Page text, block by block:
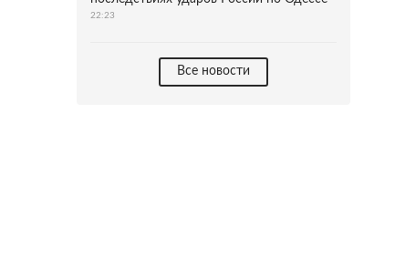
22:23
Все новости